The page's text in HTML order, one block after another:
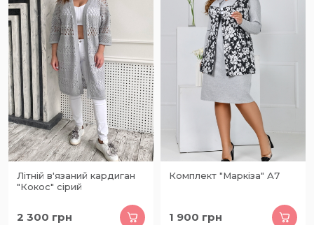
Літній в'язаний кардиган
"Кокос" сірий
2 300 грн
Комплект "Маркіза" А7
1 900 грн